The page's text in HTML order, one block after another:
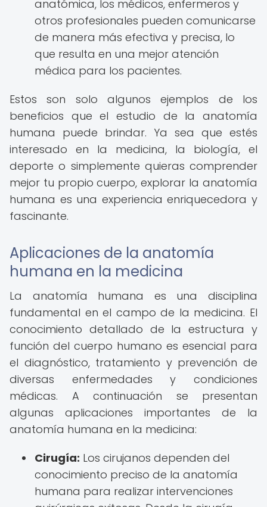
anatómica, los médicos, enfermeros y
otros profesionales pueden comunicarse
de manera más efectiva y precisa, lo
que resulta en una mejor atención
médica para los pacientes.
Estos son solo algunos ejemplos de los
beneficios que el estudio de la anatomía
humana puede brindar. Ya sea que estés
interesado en la medicina, la biología, el
deporte o simplemente quieras comprender
mejor tu propio cuerpo, explorar la anatomía
humana es una experiencia enriquecedora y
fascinante.
Aplicaciones de la anatomía
humana en la medicina
La anatomía humana es una disciplina
fundamental en el campo de la medicina. El
conocimiento detallado de la estructura y
función del cuerpo humano es esencial para
el diagnóstico, tratamiento y prevención de
diversas enfermedades y condiciones
médicas. A continuación se presentan
algunas aplicaciones importantes de la
anatomía humana en la medicina:
Cirugía: Los cirujanos dependen del
conocimiento preciso de la anatomía
humana para realizar intervenciones